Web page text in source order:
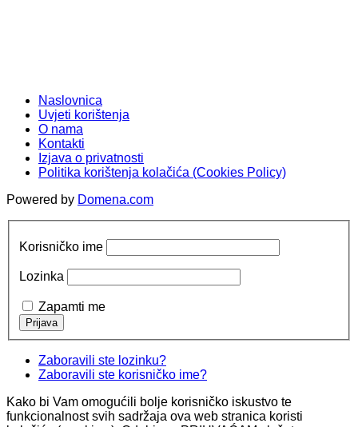
Naslovnica
Uvjeti korištenja
O nama
Kontakti
Izjava o privatnosti
Politika korištenja kolačića (Cookies Policy)
Powered by Domena.com
Korisničko ime
Lozinka
Zapamti me
Zaboravili ste lozinku?
Zaboravili ste korisničko ime?
Kako bi Vam omogućili bolje korisničko iskustvo te
funkcionalnost svih sadržaja ova web stranica koristi